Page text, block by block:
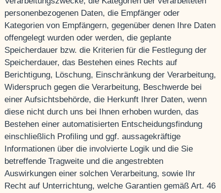
personenbezogenen Daten, die Empfänger oder
Kategorien von Empfängern, gegenüber denen Ihre Daten
offengelegt wurden oder werden, die geplante
Speicherdauer bzw. die Kriterien für die Festlegung der
Speicherdauer, das Bestehen eines Rechts auf
Berichtigung, Löschung, Einschränkung der Verarbeitung,
Widerspruch gegen die Verarbeitung, Beschwerde bei
einer Aufsichtsbehörde, die Herkunft Ihrer Daten, wenn
diese nicht durch uns bei Ihnen erhoben wurden, das
Bestehen einer automatisierten Entscheidungsfindung
einschließlich Profiling und ggf. aussagekräftige
Informationen über die involvierte Logik und die Sie
betreffende Tragweite und die angestrebten
Auswirkungen einer solchen Verarbeitung, sowie Ihr
Recht auf Unterrichtung, welche Garantien gemäß Art. 46